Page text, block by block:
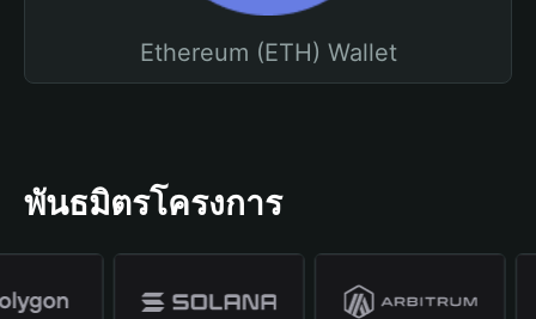
Ethereum (ETH) Wallet
พันธมิตรโครงการ